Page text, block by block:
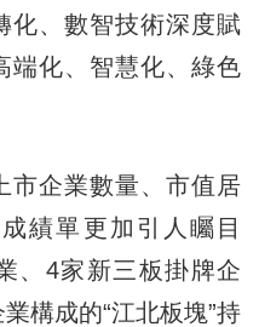
化、數智技術深度賦
端化、智慧化、綠色
企業數量、市值居
績單更加引人矚目
4家新三板掛牌企
構成的“江北板塊”持